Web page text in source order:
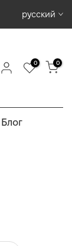
русский
0 0
Блог